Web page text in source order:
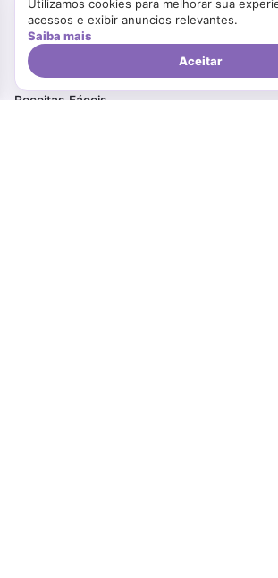
Categorias
Sobremesas
Lanches
Receitas Fáceis
Utilizamos cookies para melhorar sua
acessos e exibir anuncios relevantes.
Saiba mais
Aceitar